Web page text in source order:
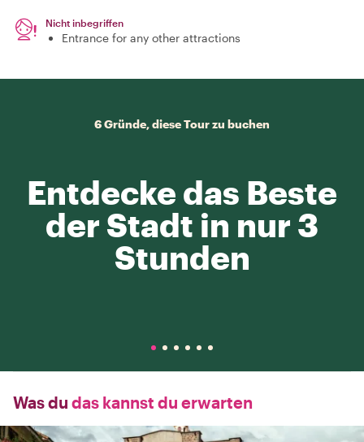
Nicht inbegriffen
Entrance for any other attractions
6 Gründe, diese Tour zu buchen
Entdecke das Beste
der Stadt in nur 3
Stunden
Was du das kannst du erwarten